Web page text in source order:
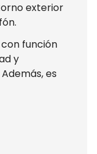
exterior
con función
y
es